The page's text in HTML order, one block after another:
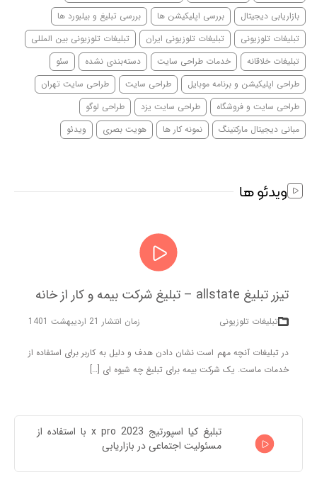
بازاریابی دیجیتال بررسی اپلیکیشن ها
بررسی تبلیغ و بیلبورد ها
تبلیغات تلوزیونی
تبلیغات تلوزیونی ایران
تبلیغات تلوزیونی بین المللی
تبلیغات خلاقانه
خدمات طراحی سایت دسته‌بندی نشده
سئو
طراحی اپلیکیشن و برنامه موبایل
طراحی سایت
طراحی سایت تهران
طراحی سایت و فروشگاه
طراحی سایت یزد
طراحی لوگو
مبانی دیجیتال مارکتینگ
نمونه کار ها هویت بصری ویدئو
ویدئو ها
تبلیغ کیا اسپورتیج x pro 2023 با استفاده از
مسئولیت اجتماعی در بازاریابی
تیزر تبلیغ allstate – تبلیغ شرکت بیمه و کار از خانه
تبلیغات تلوزیونی زمان انتشار 21 اردیبهشت 1401
در تبلیغات آنچه مهم است نشان دادن هدف و دلیل به کاربر برای استفاده از
خدمات ماست. یک شرکت بیمه برای تبلیغ چه شیوه ای […]